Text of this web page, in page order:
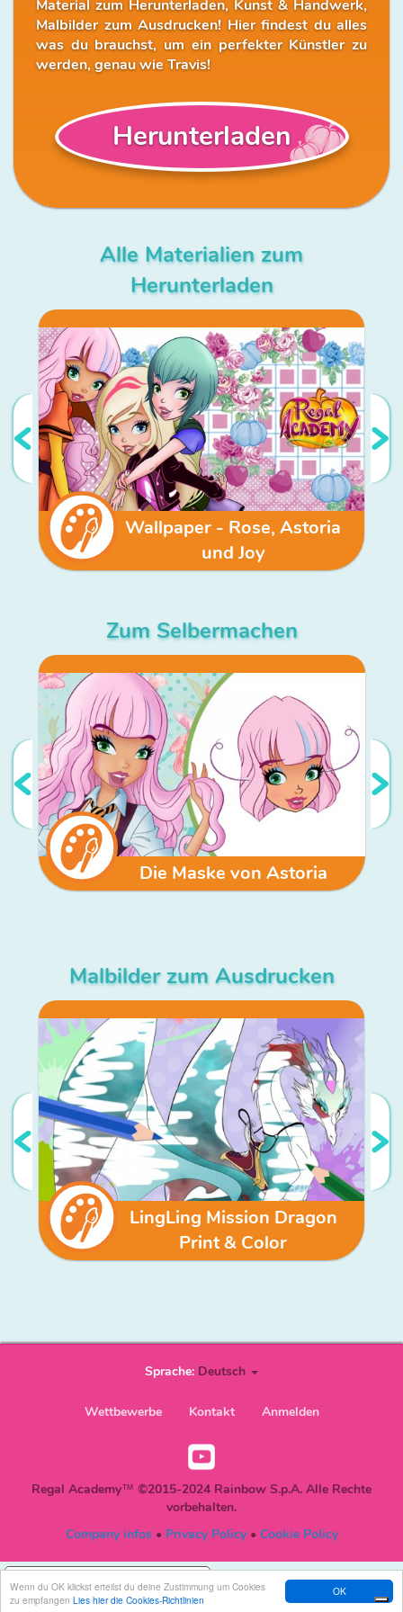
OK
Wenn du OK klickst erteilst du deine Zustimmung um Cookies
zu empfangen Lies hier die Cookies-Richtlinien
Material zum Herunterladen, Kunst & Handwerk,
Malbilder zum Ausdrucken! Hier findest du alles
was du brauchst, um ein perfekter Künstler zu
werden, genau wie Travis!
Herunterladen
Alle Materialien zum
Herunterladen
Wallpaper - Rose, Astoria
und Joy
Zum Selbermachen
Die Maske von Astoria
Malbilder zum Ausdrucken
LingLing Mission Dragon
Print & Color
Sprache: Deutsch
Wettbewerbe Kontakt Anmelden
DE
Regal Academy™ ©2015-2024 Rainbow S.p.A. Alle Rechte
vorbehalten.
Company infos• Privacy Policy• Cookie Policy
Hinweis bei Erhebung